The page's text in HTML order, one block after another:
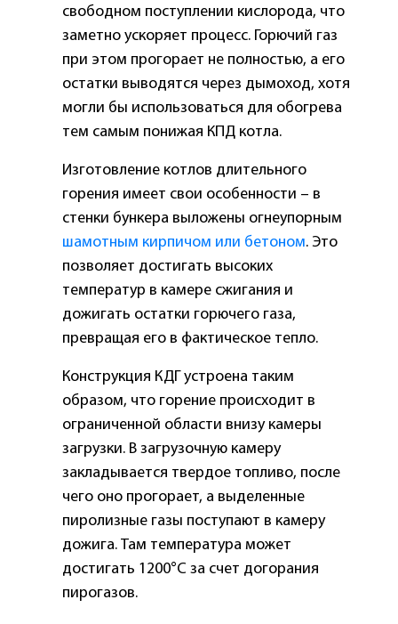
свободном поступлении кислорода, что
заметно ускоряет процесс. Горючий газ
при этом прогорает не полностью, а его
остатки выводятся через дымоход, хотя
могли бы использоваться для обогрева
тем самым понижая КПД котла.
Изготовление котлов длительного
горения имеет свои особенности – в
стенки бункера выложены огнеупорным
шамотным кирпичом или бетоном. Это
позволяет достигать высоких
температур в камере сжигания и
дожигать остатки горючего газа,
превращая его в фактическое тепло.
Конструкция КДГ устроена таким
образом, что горение происходит в
ограниченной области внизу камеры
загрузки. В загрузочную камеру
закладывается твердое топливо, после
чего оно прогорает, а выделенные
пиролизные газы поступают в камеру
дожига. Там температура может
достигать 1200°С за счет догорания
пирогазов.